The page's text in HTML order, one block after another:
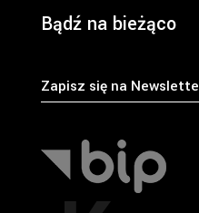
Bądź na bieżąco